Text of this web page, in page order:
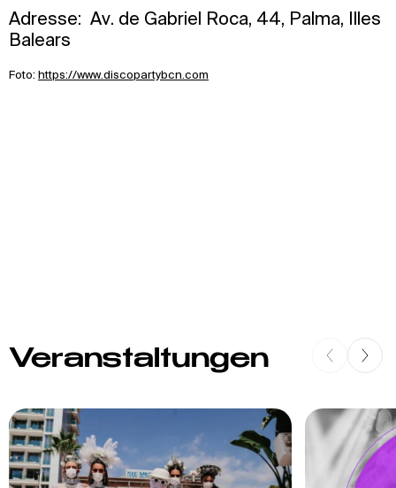
Adresse: Av. de Gabriel Roca, 44, Palma, Illes
Balears
Foto: https://www.discopartybcn.com
Veranstaltungen